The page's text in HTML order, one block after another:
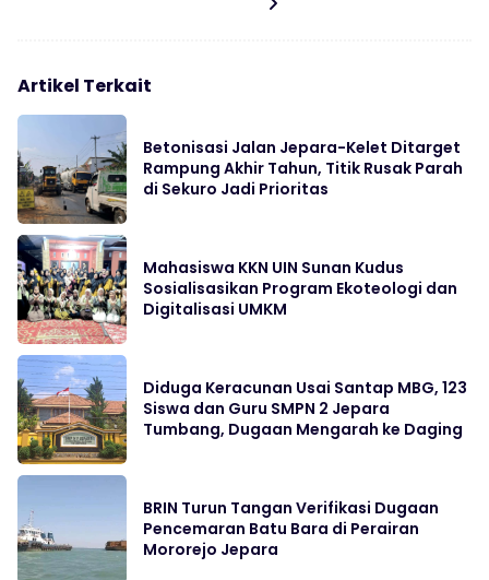
Artikel Terkait
Betonisasi Jalan Jepara-Kelet Ditarget
Rampung Akhir Tahun, Titik Rusak Parah
di Sekuro Jadi Prioritas
Mahasiswa KKN UIN Sunan Kudus
Sosialisasikan Program Ekoteologi dan
Digitalisasi UMKM
Diduga Keracunan Usai Santap MBG, 123
Siswa dan Guru SMPN 2 Jepara
Tumbang, Dugaan Mengarah ke Daging
BRIN Turun Tangan Verifikasi Dugaan
Pencemaran Batu Bara di Perairan
Mororejo Jepara